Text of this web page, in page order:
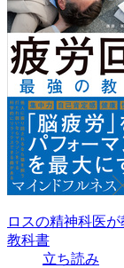
第８章 体全体で
第９章 おびきよ
第10 章 ステッ
ロスの精神科医
教科書
立ち読み